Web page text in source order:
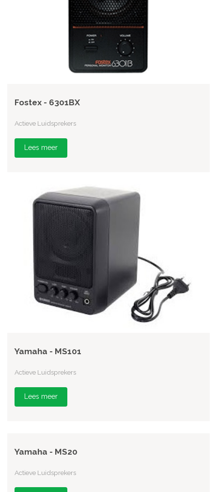
Fostex - 6301BX
Actieve Luidsprekers
Lees meer
Yamaha - MS101
Actieve Luidsprekers
Lees meer
Yamaha - MS20
Actieve Luidsprekers